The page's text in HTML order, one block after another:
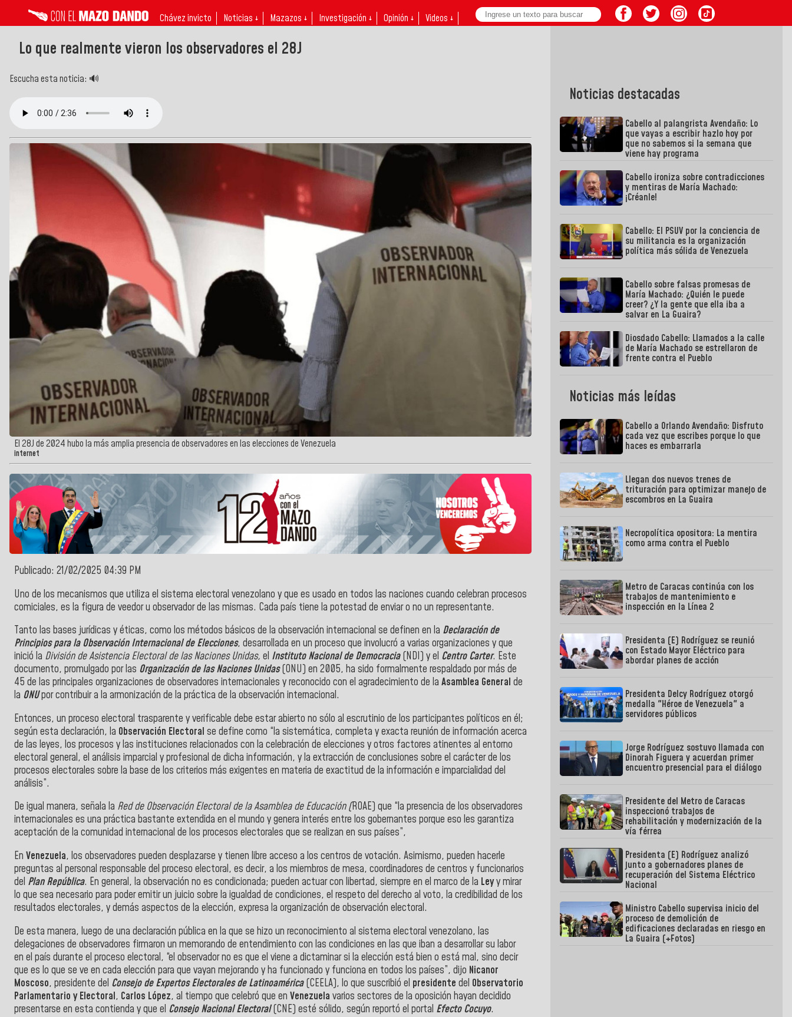
Chávez invicto Noticias ↓ Mazazos ↓ Investigación ↓ Opinión ↓ Videos ↓
Lo que realmente vieron los observadores el 28J
Escucha esta noticia: 🔊
El 28J de 2024 hubo la más amplia presencia de observadores en las elecciones de Venezuela
internet
Publicado: 21/02/2025 04:39 PM
Uno de los mecanismos que utiliza el sistema electoral venezolano y que es usado en todos las naciones cuando celebran procesos
comiciales, es la figura de veedor u observador de las mismas. Cada país tiene la potestad de enviar o no un representante.
Tanto las bases jurídicas y éticas, como los métodos básicos de la observación internacional se definen en la Declaración de
Principios para la Observación Internacional de Elecciones, desarrollada en un proceso que involucró a varias organizaciones y que
inició la División de Asistencia Electoral de las Naciones Unidas, el Instituto Nacional de Democracia(NDI) y el Centro Carter. Este
documento, promulgado por las Organización de las Naciones Unidas(ONU) en 2005, ha sido formalmente respaldado por más de
45 de las principales organizaciones de observadores internacionales y reconocido con el agradecimiento de la Asamblea General de
la ONUpor contribuir a la armonización de la práctica de la observación internacional.
Entonces, un proceso electoral trasparente y verificable debe estar abierto no sólo al escrutinio de los participantes políticos en él;
según esta declaración, la Observación Electoral se define como “la sistemática, completa y exacta reunión de información acerca
de las leyes, los procesos y las instituciones relacionados con la celebración de elecciones y otros factores atinentes al entorno
electoral general, el análisis imparcial y profesional de dicha información, y la extracción de conclusiones sobre el carácter de los
procesos electorales sobre la base de los criterios más exigentes en materia de exactitud de la información e imparcialidad del
análisis”.
De igual manera, señala la Red de Observación Electoral de la Asamblea de Educación(ROAE) que “la presencia de los observadores
internacionales es una práctica bastante extendida en el mundo y genera interés entre los gobernantes porque eso les garantiza
aceptación de la comunidad internacional de los procesos electorales que se realizan en sus países”,
En Venezuela, los observadores pueden desplazarse y tienen libre acceso a los centros de votación. Asimismo, pueden hacerle
preguntas al personal responsable del proceso electoral, es decir, a los miembros de mesa, coordinadores de centros y funcionarios
del Plan República. En general, la observación no es condicionada; pueden actuar con libertad, siempre en el marco de la Leyy mirar
lo que sea necesario para poder emitir un juicio sobre la igualdad de condiciones, el respeto del derecho al voto, la credibilidad de los
resultados electorales, y demás aspectos de la elección, expresa la organización de observación electoral.
De esta manera, luego de una declaración pública en la que se hizo un reconocimiento al sistema electoral venezolano, las
delegaciones de observadores firmaron un memorando de entendimiento con las condiciones en las que iban a desarrollar su labor
en el país durante el proceso electoral, “el observador no es que el viene a dictaminar si la elección está bien o está mal, sino decir
que es lo que se ve en cada elección para que vayan mejorando y ha funcionado y funciona en todos los países”, dijo Nicanor
Moscoso, presidente del Consejo de Expertos Electorales de Latinoamérica(CEELA), lo que suscribió el presidente del Observatorio
Parlamentario y Electoral, Carlos López, al tiempo que celebró que en Venezuela varios sectores de la oposición hayan decidido
presentarse en esta contienda y que el Consejo Nacional Electoral(CNE) esté sólido, según reportó el portal Efecto Cocuyo.
Noticias destacadas
Cabello al palangrista Avendaño: Lo
que vayas a escribir hazlo hoy por
que no sabemos si la semana que
viene hay programa
Cabello ironiza sobre contradicciones
y mentiras de María Machado:
¡Créanle!
Cabello: El PSUV por la conciencia de
su militancia es la organización
política más sólida de Venezuela
Cabello sobre falsas promesas de
María Machado: ¿Quién le puede
creer? ¿Y la gente que ella iba a
salvar en La Guaira?
Diosdado Cabello: Llamados a la calle
de María Machado se estrellaron de
frente contra el Pueblo
Noticias más leídas
Cabello a Orlando Avendaño: Disfruto
cada vez que escribes porque lo que
haces es embarrarla
Llegan dos nuevos trenes de
trituración para optimizar manejo de
escombros en La Guaira
Necropolítica opositora: La mentira
como arma contra el Pueblo
Metro de Caracas continúa con los
trabajos de mantenimiento e
inspección en la Línea 2
Presidenta (E) Rodríguez se reunió
con Estado Mayor Eléctrico para
abordar planes de acción
Presidenta Delcy Rodríguez otorgó
medalla "Héroe de Venezuela" a
servidores públicos
Jorge Rodríguez sostuvo llamada con
Dinorah Figuera y acuerdan primer
encuentro presencial para el diálogo
Presidente del Metro de Caracas
inspeccionó trabajos de
rehabilitación y modernización de la
vía férrea
Presidenta (E) Rodríguez analizó
junto a gobernadores planes de
recuperación del Sistema Eléctrico
Nacional
Ministro Cabello supervisa inicio del
proceso de demolición de
edificaciones declaradas en riesgo en
La Guaira (+Fotos)